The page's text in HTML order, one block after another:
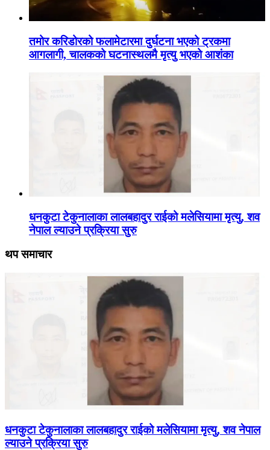
तमोर करिडोरको फलामेटारमा दुर्घटना भएको ट्रकमा
आगलागी, चालकको घटनास्थलमै मृत्यु भएको आशंका
धनकुटा टेकुनालाका लालबहादुर राईको मलेसियामा मृत्यु, शव
नेपाल ल्याउने प्रक्रिया सुरु
थप समाचार
धनकुटा टेकुनालाका लालबहादुर राईको मलेसियामा मृत्यु, शव नेपाल
ल्याउने प्रक्रिया सुरु